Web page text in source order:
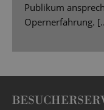
Publikum
Opernerfahrung.